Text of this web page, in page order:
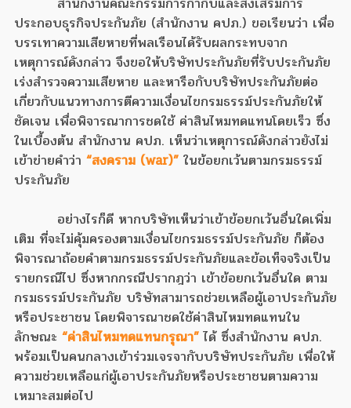
ประกอบธุรกิจประกันภัย (สำนักงาน คปภ.) ขอเรียนว่า เพื่อ
บรรเทาความเสียหายที่พลเรือนได้รับผลกระทบจาก
เหตุการณ์ดังกล่าว จึงขอให้บริษัทประกันภัยที่รับประกันภัย
เร่งสำรวจความเสียหาย และหารือกับบริษัทประกันภัยต่อ
เกี่ยวกับแนวทางการตีความเงื่อนไขกรมธรรม์ประกันภัยให้
ชัดเจน เพื่อพิจารณาการชดใช้ ค่าสินไหมทดแทนโดยเร็ว ซึ่ง
ในเบื้องต้น สำนักงาน คปภ. เห็นว่าเหตุการณ์ดังกล่าวยังไม่
เข้าข่ายคำว่า “สงคราม (war)” ในข้อยกเว้นตามกรมธรรม์
ประกันภัย
อย่างไรก็ดี หากบริษัทเห็นว่าเข้าข้อยกเว้นอื่นใดเพิ่ม
เติม ที่จะไม่คุ้มครองตามเงื่อนไขกรมธรรม์ประกันภัย ก็ต้อง
พิจารณาถ้อยคำตามกรมธรรม์ประกันภัยและข้อเท็จจริงเป็น
รายกรณีไป ซึ่งหากกรณีปรากฎว่า เข้าข้อยกเว้นอื่นใด ตาม
กรมธรรม์ประกันภัย บริษัทสามารถช่วยเหลือผู้เอาประกันภัย
หรือประชาชน โดยพิจารณาชดใช้ค่าสินไหมทดแทนใน
ลักษณะ “ค่าสินไหมทดแทนกรุณา”ได้ ซึ่งสำนักงาน คปภ.
พร้อมเป็นคนกลางเข้าร่วมเจรจากับบริษัทประกันภัย เพื่อให้
ความช่วยเหลือแก่ผู้เอาประกันภัยหรือประชาชนตามความ
เหมาะสมต่อไป